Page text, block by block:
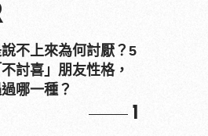
不上來為何討厭？5
討喜」朋友性格，
哪一種？
1